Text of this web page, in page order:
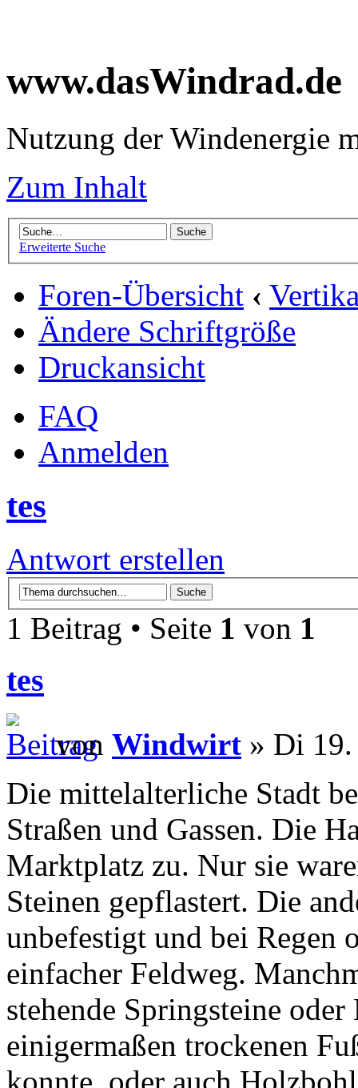
www.dasWindrad.de
Nutzung der Windenergie
Zum Inhalt
Erweiterte Suche
Foren-Übersicht ‹
Ändere Schriftgröße
Druckansicht
FAQ
Anmelden
tes
Antwort erstellen
1 Beitrag • Seite 1 von 1
tes
von Windwirt » Di
Die mittelalterliche Stadt
Straßen und Gassen. Die
Marktplatz zu. Nur sie
Steinen gepflastert. Die
unbefestigt und bei Regen
einfacher Feldweg.
stehende Springsteine
einigermaßen trockenen